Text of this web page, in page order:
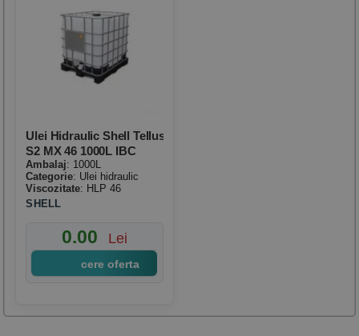
Ulei Hidraulic Shell Tellus
S2 MX 46 1000L IBC
Ambalaj: 1000L
Categorie: Ulei hidraulic
Viscozitate: HLP 46
SHELL
0.00 Lei
cere oferta